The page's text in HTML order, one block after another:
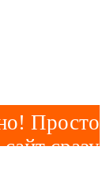
Просто
сразу